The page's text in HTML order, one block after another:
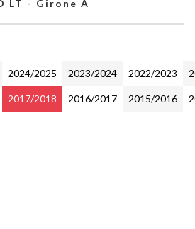
LT - Girone A
2024/2025 2023/2024 2022/2023
2017/2018 2016/2017 2015/2016